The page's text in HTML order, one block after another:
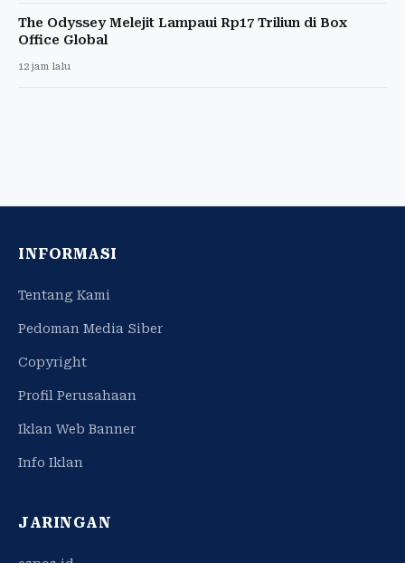
The Odyssey Melejit Lampaui Rp17 Triliun di Box
Office Global
12 jam lalu
INFORMASI
Tentang Kami
Pedoman Media Siber
Copyright
Profil Perusahaan
Iklan Web Banner
Info Iklan
JARINGAN